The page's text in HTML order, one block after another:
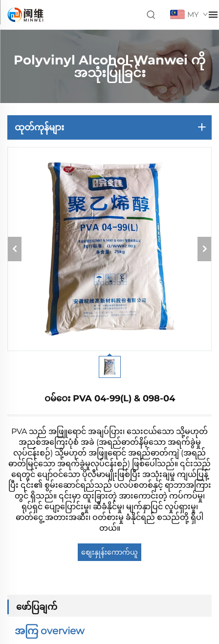
MY
Polyvinyl Alcohol-Wanwei ကို
အသုံးပြုခြင်း
ထုတ်ကုန်များ
ဝမ်ဝေး PVA 04-99(L) & 098-04
PVA သည် အဖြူရောင် အချပ်ပြား၊ သေးငယ်သော သို့မဟုတ်
အညစ်အကြေးပုံစံ အခဲ (အရည်ဓာတ်နိမ့်သော အရက်ခွဲမှု
လုပ်ငန်းစဉ်) သို့မဟုတ် အဖြူရောင် အရည်ဓာတ်ကျဲ (အရည်
ဓာတ်မြင့်သော အရက်ခွဲမှုလုပ်ငန်းစဉ်) ဖြစ်ပေါ်သည်။ ၎င်းသည်
ရေတွင် ပျော်ဝင်သော ပိုလီမာမျိုးဖြစ်ပြီး အသုံးချမှု ကျယ်ပြန့်
ပြီး ၎င်း၏ စွမ်းဆောင်ရည်သည် ပလပ်စတစ်နှင့် ရာဘာအကြား
တွင် ရှိသည်။ ၎င်းမှာ ထူးခြားတဲ့ အားကောင်းတဲ့ ကပ်ကပ်မှု၊
ရုပ်ရှင် ပျော့ပြောင်းမှု၊ ဆီခံနိုင်မှု၊ မျက်နှာပြင် လှုပ်ရှားမှု၊
ဓာတ်ငွေ့ အတားအဆီး၊ ဝတ်စားမှု ခံနိုင်ရည် စသည်တို့ ရှိပါ
တယ်။
စျေးနှုန်းကောက်ယူ
ဖော်ပြချက်
အကြ overview